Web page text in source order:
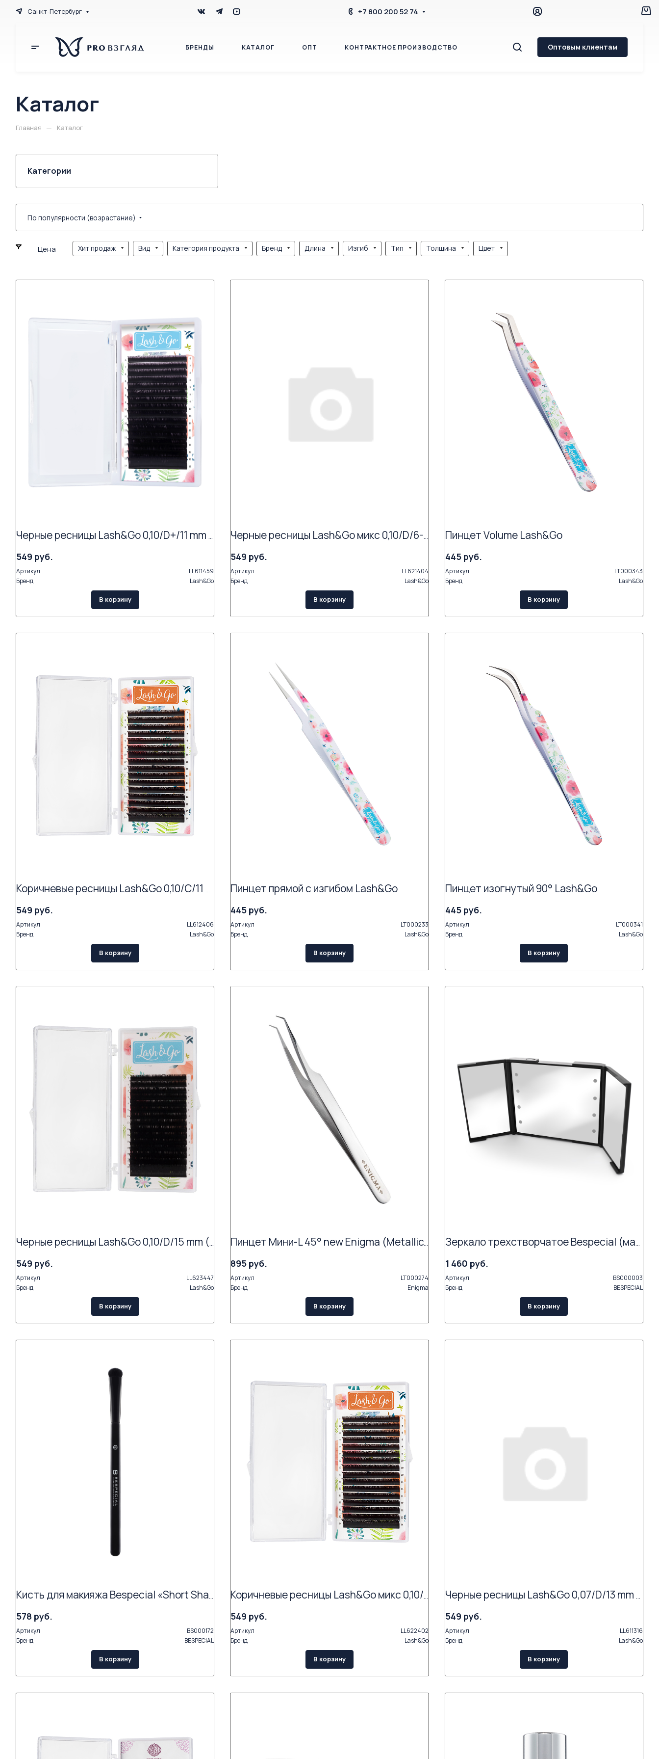
Санкт-Петербург +7 800 200 52 74
БРЕНДЫ КАТАЛОГ ОПТ КОНТРАКТНОЕ ПРОИЗВОДСТВО Оптовым клиентам
Каталог
Главная — Каталог
Категории
По популярности (возрастание)
Цена Хит продаж Вид Категория продукта Бренд Длина Изгиб Тип Толщина Цвет
Черные ресницы Lash&Go 0,10/D+/11 mm (16 линий)
549 руб.
Артикул
LL611459
Бренд
Lash&Go
В корзину
Черные ресницы Lash&Go микс 0,10/D/6-10 mm (16 линий)
549 руб.
Артикул
LL621404
Бренд
Lash&Go
В корзину
Пинцет Volume Lash&Go
445 руб.
Артикул
LT000343
Бренд
Lash&Go
В корзину
Коричневые ресницы Lash&Go 0,10/C/11 mm "Эспрессо" (16 линий)
549 руб.
Артикул
LL612406
Бренд
Lash&Go
В корзину
Пинцет прямой с изгибом Lash&Go
445 руб.
Артикул
LT000233
Бренд
Lash&Go
В корзину
Пинцет изогнутый 90° Lash&Go
445 руб.
Артикул
LT000341
Бренд
Lash&Go
В корзину
Черные ресницы Lash&Go 0,10/D/15 mm (16 линий)
549 руб.
Артикул
LL623447
Бренд
Lash&Go
В корзину
Пинцет Мини-L 45° new Enigma (Metallic)
895 руб.
Артикул
LT000274
Бренд
Enigma
В корзину
Зеркало трехстворчатое Bespecial (малое)
1 460 руб.
Артикул
BS000003
Бренд
BESPECIAL
В корзину
Кисть для макияжа Bespecial «Short Shader Brush 05»
578 руб.
Артикул
BS000172
Бренд
BESPECIAL
В корзину
Коричневые ресницы Lash&Go микс 0,10/C/5-9 mm "Эспрессо" (16 линий)
549 руб.
Артикул
LL622402
Бренд
Lash&Go
В корзину
Черные ресницы Lash&Go 0,07/D/13 mm (16 линий)
549 руб.
Артикул
LL611316
Бренд
Lash&Go
В корзину